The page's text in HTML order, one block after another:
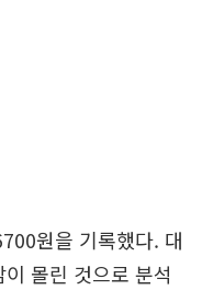
원을 기록했다. 대
몰린 것으로 분석